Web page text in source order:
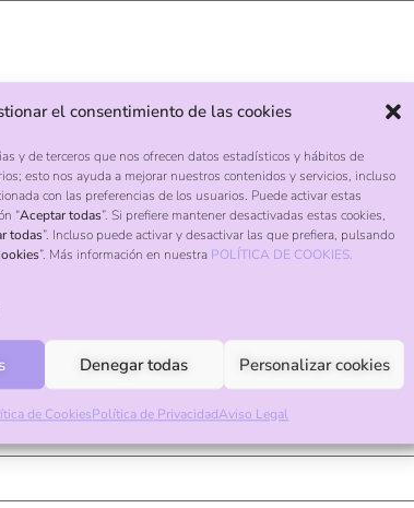
el consentimiento de las cookies
y de terceros que nos ofrecen datos estadísticos y hábitos de
esto nos ayuda a mejorar nuestros contenidos y servicios, incluso
con las preferencias de los usuarios. Puede activar estas
“Aceptar todas”. Si prefiere mantener desactivadas estas cookies,
todas”. Incluso puede activar y desactivar las que prefiera, pulsando
”. Más información en nuestra POLÍTICA DE COOKIES.
Denegar todas Personalizar cookies
de CookiesPolítica de PrivacidadAviso Legal